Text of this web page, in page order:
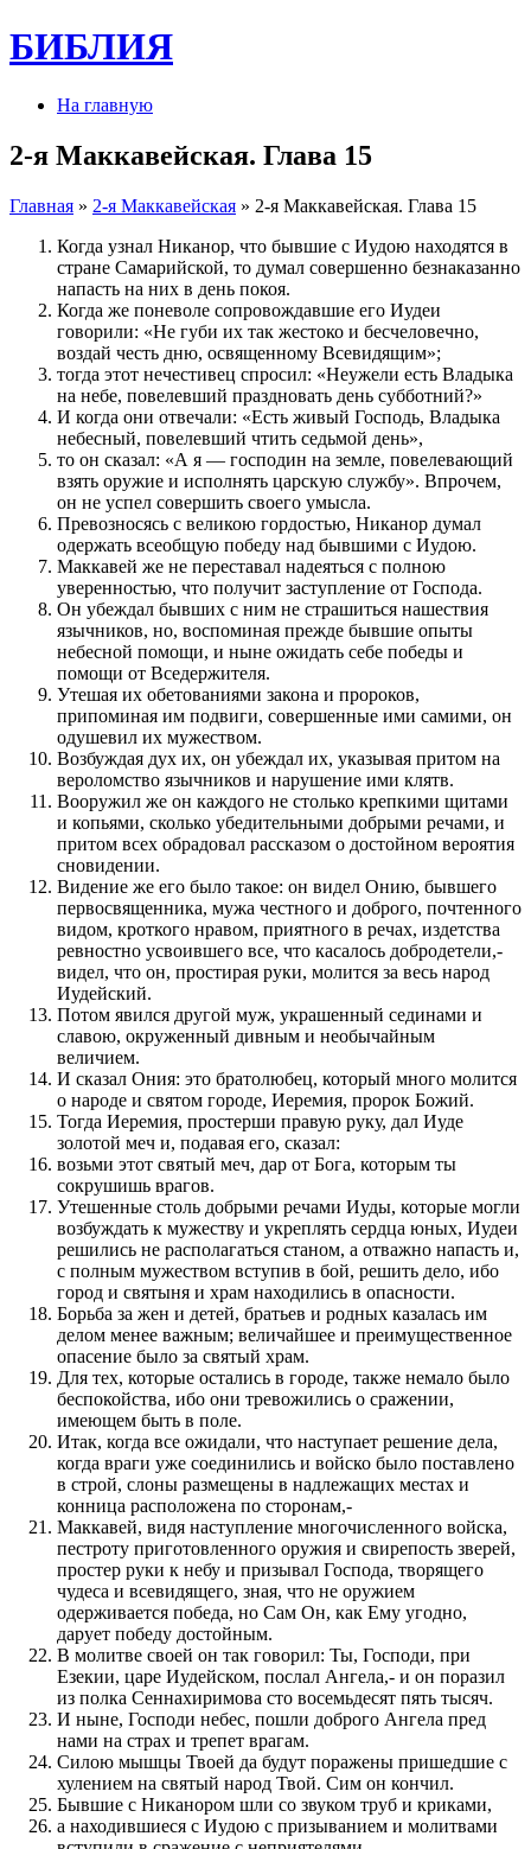
БИБЛИЯ
На главную
2-я Маккавейская. Глава 15
Главная » 2-я Маккавейская » 2-я Маккавейская. Глава 15
Когда узнал Никанор, что бывшие с Иудою находятся в
стране Самарийской, то думал совершенно безнаказанно
напасть на них в день покоя.
Когда же поневоле сопровождавшие его Иудеи
говорили: «Не губи их так жестоко и бесчеловечно,
воздай честь дню, освященному Всевидящим»;
тогда этот нечестивец спросил: «Неужели есть Владыка
на небе, повелевший праздновать день субботний?»
И когда они отвечали: «Есть живый Господь, Владыка
небесный, повелевший чтить седьмой день»,
то он сказал: «А я — господин на земле, повелевающий
взять оружие и исполнять царскую службу». Впрочем,
он не успел совершить своего умысла.
Превозносясь с великою гордостью, Никанор думал
одержать всеобщую победу над бывшими с Иудою.
Маккавей же не переставал надеяться с полною
уверенностью, что получит заступление от Господа.
Он убеждал бывших с ним не страшиться нашествия
язычников, но, воспоминая прежде бывшие опыты
небесной помощи, и ныне ожидать себе победы и
помощи от Вседержителя.
Утешая их обетованиями закона и пророков,
припоминая им подвиги, совершенные ими самими, он
одушевил их мужеством.
Возбуждая дух их, он убеждал их, указывая притом на
вероломство язычников и нарушение ими клятв.
Вооружил же он каждого не столько крепкими щитами
и копьями, сколько убедительными добрыми речами, и
притом всех обрадовал рассказом о достойном вероятия
сновидении.
Видение же его было такое: он видел Онию, бывшего
первосвященника, мужа честного и доброго, почтенного
видом, кроткого нравом, приятного в речах, издетства
ревностно усвоившего все, что касалось добродетели,-
видел, что он, простирая руки, молится за весь народ
Иудейский.
Потом явился другой муж, украшенный сединами и
славою, окруженный дивным и необычайным
величием.
И сказал Ония: это братолюбец, который много молится
о народе и святом городе, Иеремия, пророк Божий.
Тогда Иеремия, простерши правую руку, дал Иуде
золотой меч и, подавая его, сказал:
возьми этот святый меч, дар от Бога, которым ты
сокрушишь врагов.
Утешенные столь добрыми речами Иуды, которые могли
возбуждать к мужеству и укреплять сердца юных, Иудеи
решились не располагаться станом, а отважно напасть и,
с полным мужеством вступив в бой, решить дело, ибо
город и святыня и храм находились в опасности.
Борьба за жен и детей, братьев и родных казалась им
делом менее важным; величайшее и преимущественное
опасение было за святый храм.
Для тех, которые остались в городе, также немало было
беспокойства, ибо они тревожились о сражении,
имеющем быть в поле.
Итак, когда все ожидали, что наступает решение дела,
когда враги уже соединились и войско было поставлено
в строй, слоны размещены в надлежащих местах и
конница расположена по сторонам,-
Маккавей, видя наступление многочисленного войска,
пестроту приготовленного оружия и свирепость зверей,
простер руки к небу и призывал Господа, творящего
чудеса и всевидящего, зная, что не оружием
одерживается победа, но Сам Он, как Ему угодно,
дарует победу достойным.
В молитве своей он так говорил: Ты, Господи, при
Езекии, царе Иудейском, послал Ангела,- и он поразил
из полка Сеннахиримова сто восемьдесят пять тысяч.
И ныне, Господи небес, пошли доброго Ангела пред
нами на страх и трепет врагам.
Силою мышцы Твоей да будут поражены пришедшие с
хулением на святый народ Твой. Сим он кончил.
Бывшие с Никанором шли со звуком труб и криками,
а находившиеся с Иудою с призыванием и молитвами